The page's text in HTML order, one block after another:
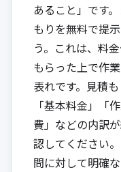
あること」です
もりを無料で提
う。これは、料
もらった上で作
表れです。見積
「基本料金」「
費」などの内訳
認してください
問に対して明確